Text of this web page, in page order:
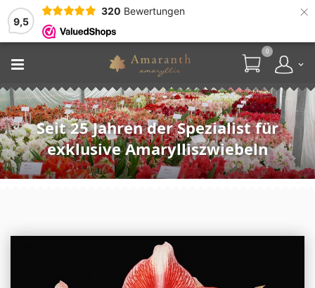
9,5
320 Bewertungen ×
0
Seit 25 Jahren der Spezialist für
exklusive Amarylliszwiebeln